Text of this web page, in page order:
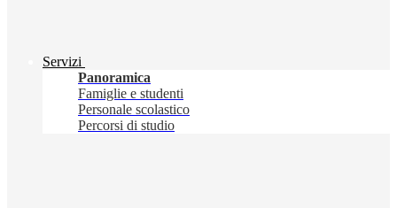
Servizi
Panoramica
Famiglie e studenti
Personale scolastico
Percorsi di studio